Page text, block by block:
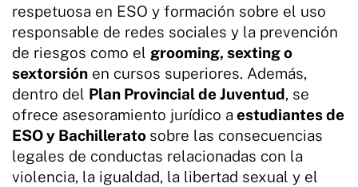
respetuosa en ESO y formación sobre el uso
responsable de redes sociales y la prevención
de riesgos como el grooming, sexting o
sextorsión en cursos superiores. Además,
dentro del Plan Provincial de Juventud, se
ofrece asesoramiento jurídico a estudiantes de
ESO y Bachillerato sobre las consecuencias
legales de conductas relacionadas con la
violencia, la igualdad, la libertad sexual y el